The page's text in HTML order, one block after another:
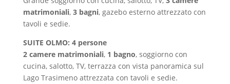
matrimoniali, 3 bagni, gazebo esterno attrezzato con
tavoli e sedie.
SUITE OLMO: 4 persone
2 camere matrimoniali, 1 bagno, soggiorno con
cucina, salotto, TV, terrazza con vista panoramica sul
Lago Trasimeno attrezzata con tavoli e sedie.